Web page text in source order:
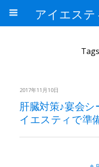
2017年11月10日
肝臓対策♪宴会
イエスティで準